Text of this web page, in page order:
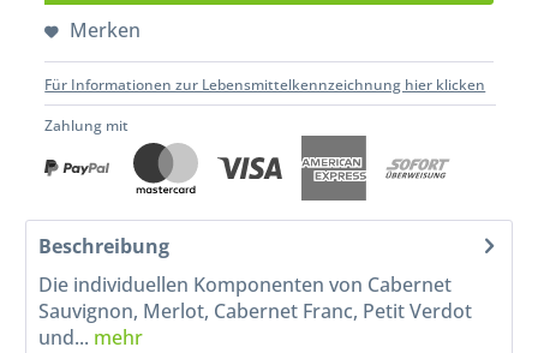
Merken
Für Informationen zur Lebensmittelkennzeichnung hier klicken
Zahlung mit
Beschreibung
Die individuellen Komponenten von Cabernet
Sauvignon, Merlot, Cabernet Franc, Petit Verdot
und... mehr